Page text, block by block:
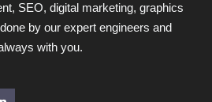
SEO, digital marketing, graphics
by our expert engineers and
with you.